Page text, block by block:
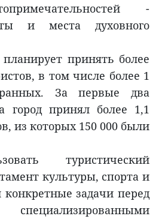
-
и места духовного
планирует принять более
в том числе более 1
За первые два
город принял более 1,1
из которых 150 000 были
туристический
культуры, спорта и
конкретные задачи перед